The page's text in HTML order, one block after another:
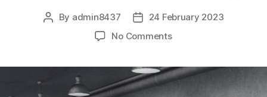
By admin8437
24 February 2023
No Comments